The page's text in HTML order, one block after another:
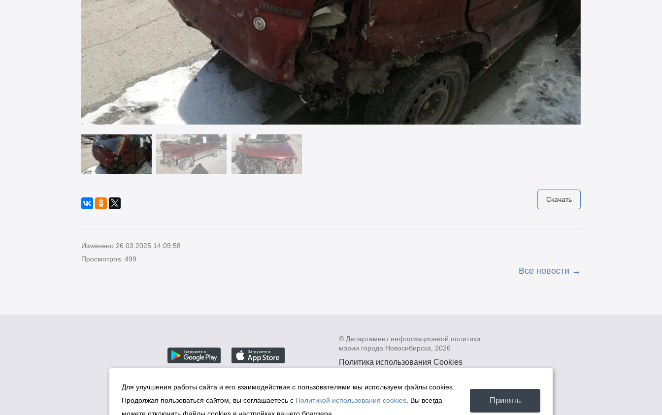
Скачать
Изменено 26.03.2025 14:09:58
Просмотров: 499
Все новости
© Департамент информационной политики
мэрии города Новосибирска, 2026
Политика использования Cookies
данных в информационных системах
мэрии города Новосибирска
Техническая поддержка сайта -
Для улучшения работы сайта и его взаимодействия с пользователями мы используем файлы cookies.
Продолжая пользоваться сайтом, вы соглашаетесь с Политикой использования cookies . Вы всегда
Принять